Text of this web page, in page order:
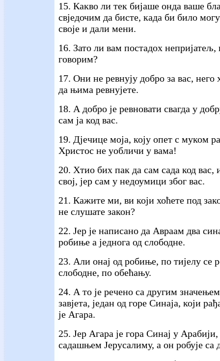
15. Какво ли тек бијаше онда ваше
свједочим да бисте, када би било
своје и дали мени.
16. Зато ли вам постадох
говорим?
17. Они не ревнују добро за вас, него
да њима ревнујете.
18. А добро је ревновати свагда у
сам ја код вас.
19. Дјечице моја, коју опет с муком
Христос не уобличи у вама!
20. Хтио бих пак да сам сада код вас,
свој, јер сам у недоумици због вас.
21. Кажите ми, ви који хоћете под
не слушате закон?
22. Јер је написано да Авраам два
робиње а једнога од слободне.
23. Али онај од робиње, по тијелу се
слободне, по обећању.
24. А то је речено са другим
завјета, један од горе Синаја, који
је Агара.
25. Јер Агара је гора Синај у
садашњем Јерусалиму, а он робује са